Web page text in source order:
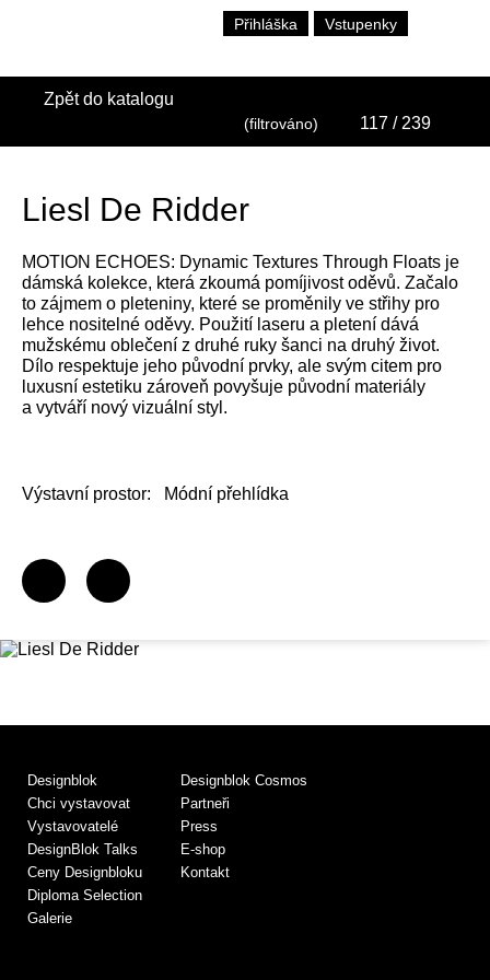
Přihláška Vstupenky
Zpět do katalogu
(filtrováno) 117 / 239
Liesl De Ridder
MOTION ECHOES: Dynamic Textures Through Floats je
dámská kolekce, která zkoumá pomíjivost oděvů. Začalo
to zájmem o pleteniny, které se proměnily ve střihy pro
lehce nositelné oděvy. Použití laseru a pletení dává
mužskému oblečení z druhé ruky šanci na druhý život.
Dílo respektuje jeho původní prvky, ale svým citem pro
luxusní estetiku zároveň povyšuje původní materiály
a vytváří nový vizuální styl.
Výstavní prostor: Módní přehlídka
Designblok
Chci vystavovat
Vystavovatelé
DesignBlok Talks
Ceny Designbloku
Diploma Selection
Galerie
Designblok Cosmos
Partneři
Press
E-shop
Kontakt